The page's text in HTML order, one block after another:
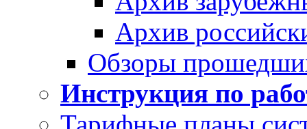
Архив
Обзоры
Инструкция по